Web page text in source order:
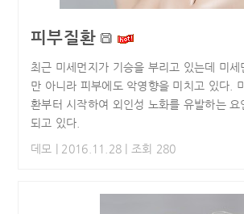
피부질환
최근 미세먼지가 기승을 부리고 있는데 미
만 아니라 피부에도 악영향을 미치고 있다.
환부터 시작하여 외인성 노화를 유발하는
되고 있다.
데모
| 2016.11.28 | 조회 280